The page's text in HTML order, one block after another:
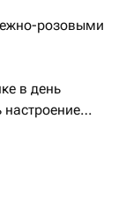
розовыми
в день
жены